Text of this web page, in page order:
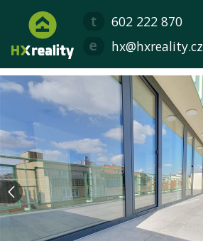
602 222 870
hx@hxreality.cz